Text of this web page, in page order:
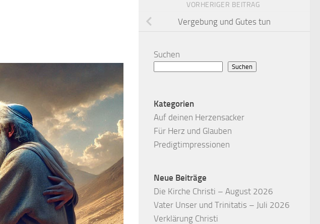
VORHERIGER BEITRAG
Vergebung und Gutes tun
Suchen
Suchen
Kategorien
Auf deinen Herzensacker
Für Herz und Glauben
Predigtimpressionen
Neue Beiträge
Die Kirche Christi – August 2026
Vater Unser und Trinitatis – Juli 2026
Verklärung Christi